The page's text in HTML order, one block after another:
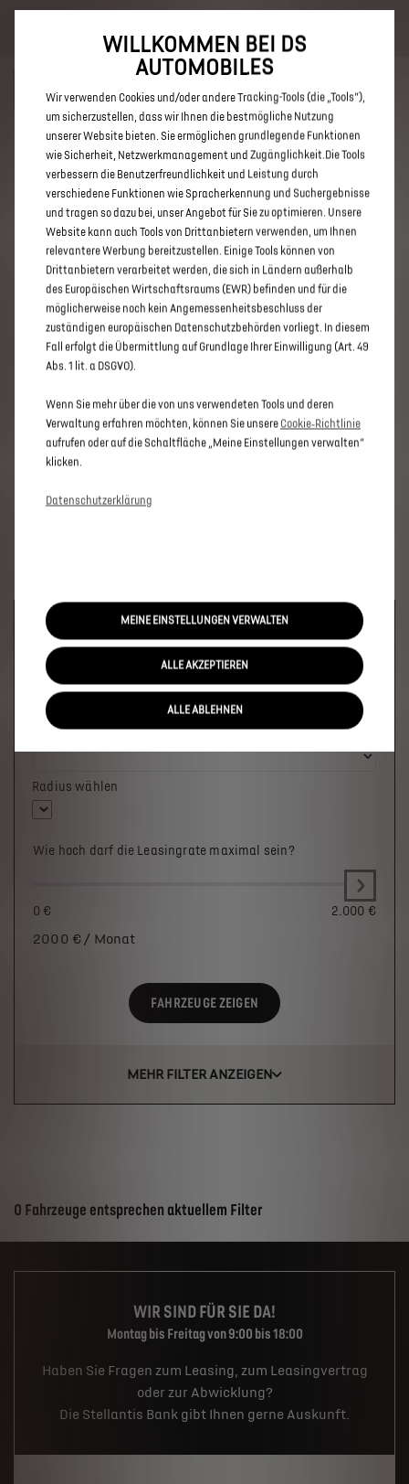
Hybride. Mehr erfahren >>
ENTDECKEN SIE ALLE DS 3 UND
DS 3 CROSSBACK IN NORDHORN
Welches Fahrzeug möchten Sie?
Wo soll das Fahrzeug stehen?
Radius wählen
Wie hoch darf die Leasingrate maximal sein?
0 € 2.000 €
2000 € / Monat
FAHRZEUGE ZEIGEN
MEHR FILTER ANZEIGEN
Suchergebnisse
0 Fahrzeuge entsprechen aktuellem Filter
WIR SIND FÜR SIE DA!
Montag bis Freitag von 9:00 bis 18:00
Haben Sie Fragen zum Leasing, zum Leasingvertrag
oder zur Abwicklung?
Die Stellantis Bank gibt Ihnen gerne Auskunft.
WILLKOMMEN BEI DS
AUTOMOBILES
Wir verwenden Cookies und/oder andere Tracking-Tools (die „Tools“),
um sicherzustellen, dass wir Ihnen die bestmögliche Nutzung
unserer Website bieten. Sie ermöglichen grundlegende Funktionen
wie Sicherheit, Netzwerkmanagement und Zugänglichkeit.Die Tools
verbessern die Benutzerfreundlichkeit und Leistung durch
verschiedene Funktionen wie Spracherkennung und Suchergebnisse
und tragen so dazu bei, unser Angebot für Sie zu optimieren. Unsere
Website kann auch Tools von Drittanbietern verwenden, um Ihnen
relevantere Werbung bereitzustellen. Einige Tools können von
Drittanbietern verarbeitet werden, die sich in Ländern außerhalb
des Europäischen Wirtschaftsraums (EWR) befinden und für die
möglicherweise noch kein Angemessenheitsbeschluss der
zuständigen europäischen Datenschutzbehörden vorliegt. In diesem
Fall erfolgt die Übermittlung auf Grundlage Ihrer Einwilligung (Art. 49
Abs. 1 lit. a DSGVO).
Wenn Sie mehr über die von uns verwendeten Tools und deren
Verwaltung erfahren möchten, können Sie unsere Cookie‑Richtlinie
aufrufen oder auf die Schaltfläche „Meine Einstellungen verwalten“
klicken.
Datenschutzerklärung
MEINE EINSTELLUNGEN VERWALTEN
ALLE AKZEPTIEREN
ALLE ABLEHNEN